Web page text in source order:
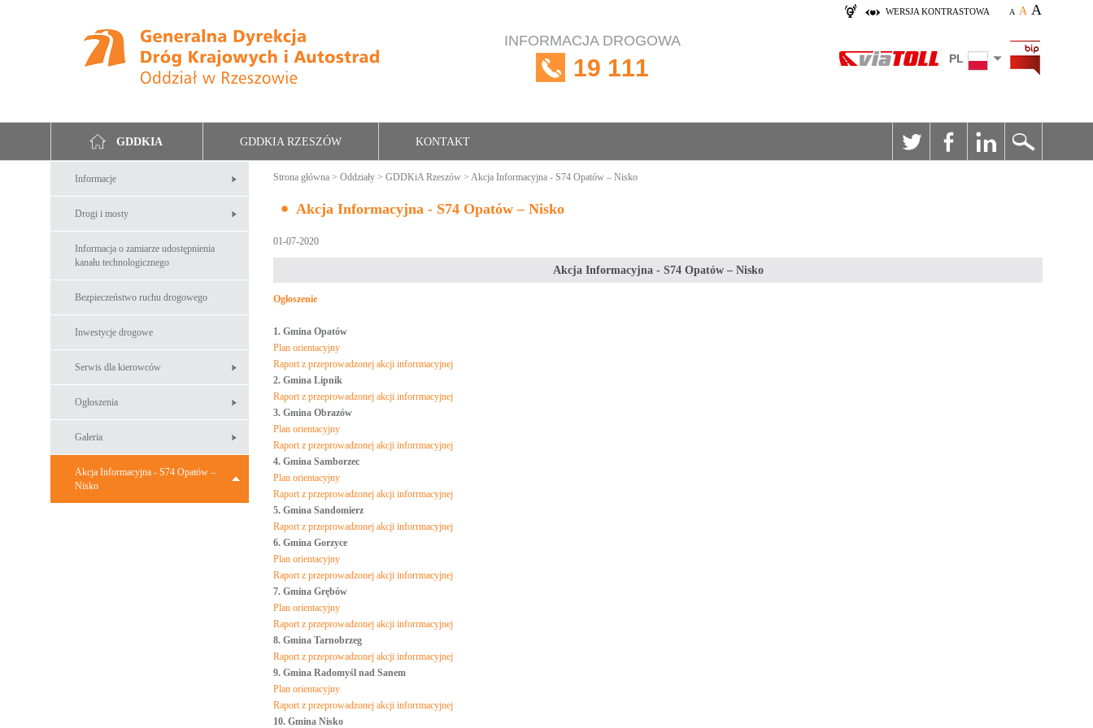
WERSJA KONTRASTOWA A A A
INFORMACJA DROGOWA
19 111 PL
GDDKIA GDDKIA RZESZÓW KONTAKT
Informacje
Drogi i mosty
Informacja o zamiarze udostępnienia
kanału technologicznego
Bezpieczeństwo ruchu drogowego
Inwestycje drogowe
Serwis dla kierowców
Ogłoszenia
Galeria
Akcja Informacyjna - S74 Opatów –
Nisko
Strona główna > Oddziały > GDDKiA Rzeszów > Akcja Informacyjna - S74 Opatów – Nisko
Akcja Informacyjna - S74 Opatów – Nisko
01-07-2020
Akcja Informacyjna - S74 Opatów – Nisko
Ogłoszenie
1. Gmina Opatów
Plan orientacyjny
Raport z przeprowadzonej akcji inforrmacyjnej
2. Gmina Lipnik
Raport z przeprowadzonej akcji inforrmacyjnej
3. Gmina Obrazów
Plan orientacyjny
Raport z przeprowadzonej akcji inforrmacyjnej
4. Gmina Samborzec
Plan orientacyjny
Raport z przeprowadzonej akcji inforrmacyjnej
5. Gmina Sandomierz
Raport z przeprowadzonej akcji inforrmacyjnej
6. Gmina Gorzyce
Plan orientacyjny
Raport z przeprowadzonej akcji inforrmacyjnej
7. Gmina Grębów
Plan orientacyjny
Raport z przeprowadzonej akcji inforrmacyjnej
8. Gmina Tarnobrzeg
Raport z przeprowadzonej akcji inforrmacyjnej
9. Gmina Radomyśl nad Sanem
Plan orientacyjny
Raport z przeprowadzonej akcji inforrmacyjnej
10. Gmina Nisko